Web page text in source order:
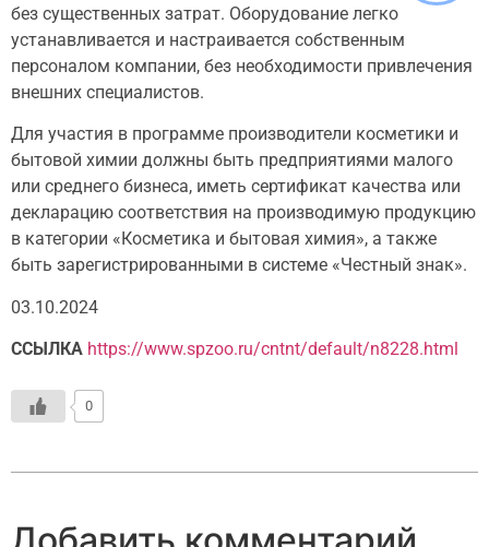
без существенных затрат. Оборудование легко
устанавливается и настраивается собственным
персоналом компании, без необходимости привлечения
внешних специалистов.
Для участия в программе производители косметики и
бытовой химии должны быть предприятиями малого
или среднего бизнеса, иметь сертификат качества или
декларацию соответствия на производимую продукцию
в категории «Косметика и бытовая химия», а также
быть зарегистрированными в системе «Честный знак».
03.10.2024
ССЫЛКА https://www.spzoo.ru/cntnt/default/n8228.html
0